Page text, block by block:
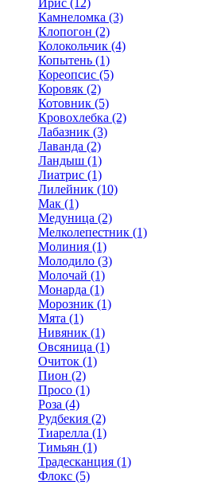
Ирис (12)
Камнеломка (3)
Клопогон (2)
Колокольчик (4)
Копытень (1)
Кореопсис (5)
Коровяк (2)
Котовник (5)
Кровохлебка (2)
Лабазник (3)
Лаванда (2)
Ландыш (1)
Лиатрис (1)
Лилейник (10)
Мак (1)
Медуница (2)
Мелколепестник (1)
Молиния (1)
Молодило (3)
Молочай (1)
Монарда (1)
Морозник (1)
Мята (1)
Нивяник (1)
Овсяница (1)
Очиток (1)
Пион (2)
Просо (1)
Роза (4)
Рудбекия (2)
Тиарелла (1)
Тимьян (1)
Традесканция (1)
Флокс (5)